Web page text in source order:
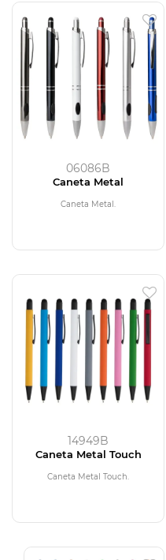
06086B
Caneta Metal
Caneta Metal.
14949B
Caneta Metal Touch
Caneta Metal Touch.